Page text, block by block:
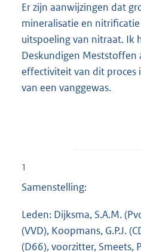
Er zijn aanwijzingen dat
mineralisatie en
uitspoeling van nitraat. Ik
Deskundigen Meststoffen
effectiviteit van dit
van een vanggewas.
1
Samenstelling:
Leden: Dijksma, S.A.M.
(VVD), Koopmans, G.P.J.
(D66), voorzitter, Smeets,